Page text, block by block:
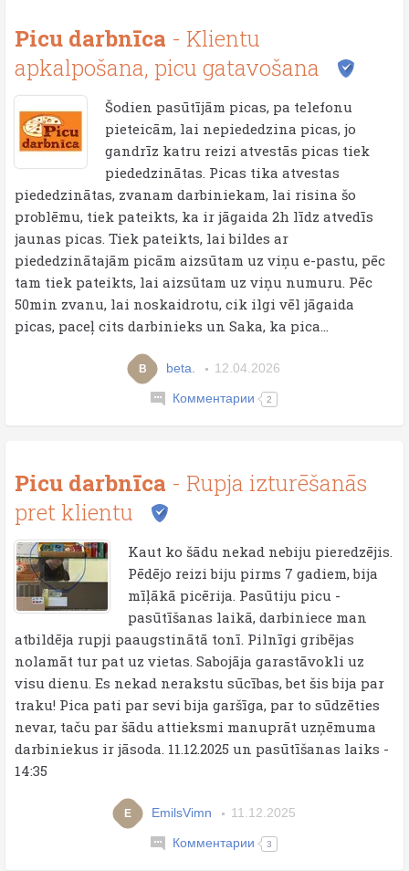
Picu darbnīca - Klientu
apkalpošana, picu gatavošana
Šodien pasūtījām picas, pa telefonu
pieteicām, lai nepiededzina picas, jo
gandrīz katru reizi atvestās picas tiek
piededzinātas. Picas tika atvestas
piededzinātas, zvanam darbiniekam, lai risina šo
problēmu, tiek pateikts, ka ir jāgaida 2h līdz atvedīs
jaunas picas. Tiek pateikts, lai bildes ar
piededzinātajām picām aizsūtam uz viņu e-pastu, pēc
tam tiek pateikts, lai aizsūtam uz viņu numuru. Pēc
50min zvanu, lai noskaidrotu, cik ilgi vēl jāgaida
picas, paceļ cits darbinieks un Saka, ka pica...
B beta. 12.04.2026
Комментарии 2
Picu darbnīca - Rupja izturēšanās
pret klientu
Kaut ko šādu nekad nebiju pieredzējis.
Pēdējo reizi biju pirms 7 gadiem, bija
mīļākā picērija. Pasūtiju picu -
pasūtīšanas laikā, darbiniece man
atbildēja rupji paaugstinātā tonī. Pilnīgi gribējas
nolamāt tur pat uz vietas. Sabojāja garastāvokli uz
visu dienu. Es nekad nerakstu sūcības, bet šis bija par
traku! Pica pati par sevi bija garšīga, par to sūdzēties
nevar, taču par šādu attieksmi manuprāt uzņēmuma
darbiniekus ir jāsoda. 11.12.2025 un pasūtīšanas laiks -
14:35
E EmilsVimn 11.12.2025
Комментарии 3